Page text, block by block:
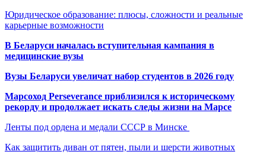
Юридическое образование: плюсы, сложности и реальные
карьерные возможности
В Беларуси началась вступительная кампания в
медицинские вузы
Вузы Беларуси увеличат набор студентов в 2026 году
Марсоход Perseverance приблизился к историческому
рекорду и продолжает искать следы жизни на Марсе
Ленты под ордена и медали СССР в Минске
Как защитить диван от пятен, пыли и шерсти животных